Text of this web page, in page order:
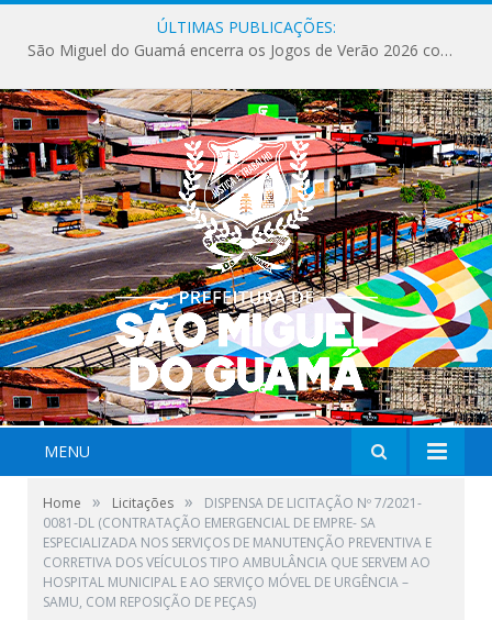
ÚLTIMAS PUBLICAÇÕES:
São Miguel do Guamá encerra os Jogos de Verão 2026 com sucesso de público e competições.
MENU
Home » Licitações »
DISPENSA DE LICITAÇÃO Nº 7/2021-
0081-DL (CONTRATAÇÃO EMERGENCIAL DE EMPRE- SA
ESPECIALIZADA NOS SERVIÇOS DE MANUTENÇÃO PREVENTIVA E
CORRETIVA DOS VEÍCULOS TIPO AMBULÂNCIA QUE SERVEM AO
HOSPITAL MUNICIPAL E AO SERVIÇO MÓVEL DE URGÊNCIA –
SAMU, COM REPOSIÇÃO DE PEÇAS)